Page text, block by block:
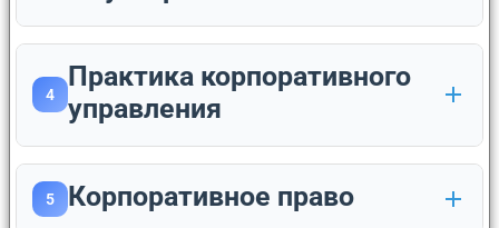
4
Практика корпоративного
управления
5 Корпоративное право